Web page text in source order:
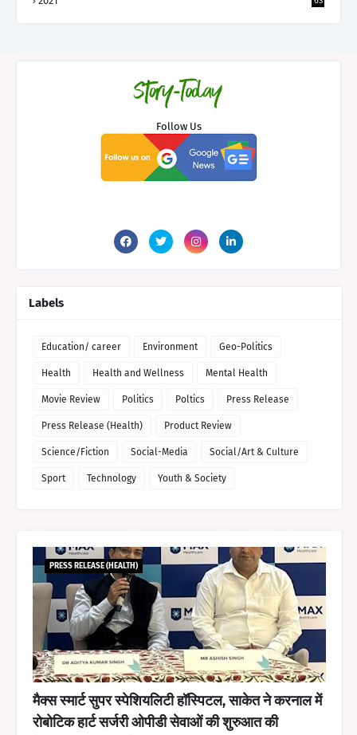
Follow Us
Labels
Education/ career Environment Geo-Politics
Health Health and Wellness Mental Health
Movie Review Politics Poltics Press Release
Press Release (Health) Product Review
Science/Fiction Social-Media Social/Art & Culture
Sport Technology Youth & Society
PRESS RELEASE (HEALTH)
मैक्स स्मार्ट सुपर स्पेशियलिटी हॉस्पिटल, साकेत ने करनाल में
रोबोटिक हार्ट सर्जरी ओपीडी सेवाओं की शुरुआत की